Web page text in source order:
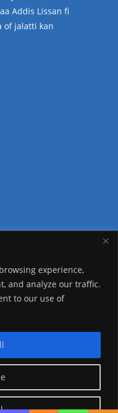
experience,
and analyze our traffic.
to our use of
Addis Lissan fi
of jalatti kan